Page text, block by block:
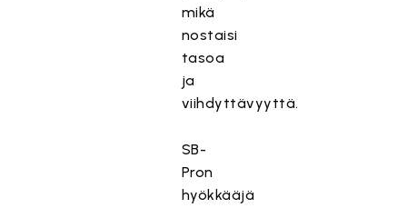
mikä
nostaisi
tasoa
ja
viihdyttävyyttä.
SB-
Pron
hyökkääjä